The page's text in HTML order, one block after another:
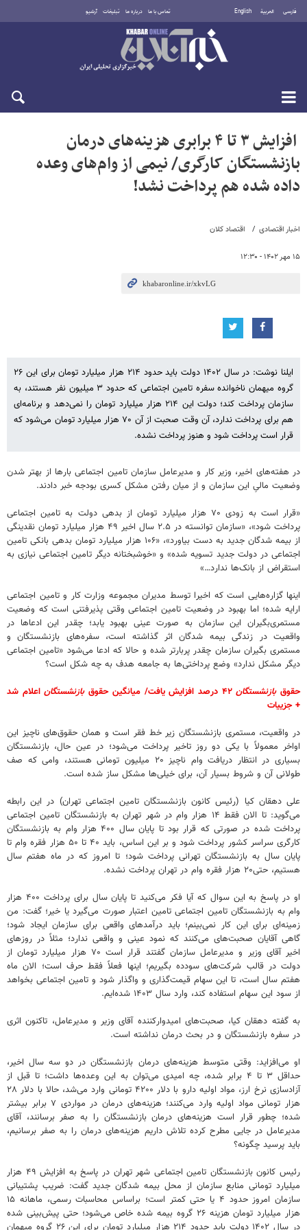
فارسی العربية English تماس با ما درباره ما تبلیغات آرشیو
جمعه ۱۶ مرداد ۱۴۰۵
اخبار اقتصادی اقتصاد کلان
۱۵ مهر ۱۴۰۲ - ۱۲:۳۰
افزایش ۳ تا ۴ برابری هزینه‌های درمان
بازنشستگان کارگری/ نیمی از وام‌های وعده
داده شده هم پرداخت نشد!
ایلنا نوشت: در سال ۱۴۰۲ دولت باید حدود ۲۱۴ هزار میلیارد تومان برای این ۲۶
گروه میهمان ناخوانده سفره تامین اجتماعی که حدود ۳ میلیون نفر هستند، به
سازمان پرداخت کند؛ دولت این ۲۱۴ هزار میلیارد تومان را نمی‌دهد و برنامه‌ای
هم برای پرداخت ندارد، آن وقت صحبت از آن ۷۰ هزار میلیارد تومان می‌شود که
قرار است پرداخت شود و هنوز پرداخت نشده.
در هفته‌های اخیر، وزیر کار و مدیرعامل سازمان تامین اجتماعی بارها از بهتر شدن
وضعیت مالیِ این سازمان و از میان رفتن مشکل کسری بودجه خبر دادند.
«قرار است به زودی ۷۰ هزار میلیارد تومان از بدهی دولت به تامین اجتماعی
پرداخت شود»، «سازمان توانسته در ۲.۵ سال اخیر ۴۹ هزار میلیارد تومان نقدینگی
از بیمه شدگان جدید به دست بیاورد»، «۱۰۶ هزار میلیارد تومان بدهی بانکی تامین
اجتماعی در دولت جدید تسویه شده» و «خوشبختانه دیگر تامین اجتماعی نیازی به
استقراض از بانک‌ها ندارد…»
اینها گزاره‌هایی است که اخیرا توسط مدیران مجموعه وزارت کار و تامین اجتماعی
ارایه شده؛ اما بهبود در وضعیت تامین اجتماعی وقتی پذیرفتنی است که وضعیت
مستمری‌بگیران این سازمان به صورت عینی بهبود یابد؛ چقدر این ادعاها در
واقعیت در زندگی بیمه شدگان اثر گذاشته است، سفره‌های بازنشستگان و
مستمری بگیران سازمان چقدر پربارتر شده و حالا که ادعا می‌شود «تامین اجتماعی
دیگر مشکل ندارد» وضع پرداختی‌ها به جامعه هدف به چه شکل است؟
حقوقبازنشستگان۴۲ درصد افزایش یافت/ میانگین حقوق بازنشستگاناعلام شد
+ جزییات
در واقعیت، مستمری بازنشستگان زیر خط فقر است و همان حقوق‌های ناچیز این
اواخر معمولاً با یکی دو روز تاخیر پرداخت می‌شود؛ در عین حال، بازنشستگان
بسیاری در انتظار دریافت وام ناچیز ۲۰ میلیون تومانی هستند، وامی که صف
طولانی آن و شروط بسیار آن، برای خیلی‌ها مشکل ساز شده است.
علی دهقان کیا (رئیس کانون بازنشستگان تامین اجتماعی تهران) در این رابطه
می‌گوید: تا الان فقط ۱۴ هزار وام در شهر تهران به بازنشستگان تامین اجتماعی
پرداخت شده در صورتی که قرار بود تا پایان سال ۴۰۰ هزار وام به بازنشستگان
کارگری سراسر کشور پرداخت شود و بر این اساس، باید ۴۰ تا ۵۰ هزار فقره وام تا
پایان سال به بازنشستگان تهرانی پرداخت شود؛ تا امروز که در ماه هفتم سال
هستیم، حتی۲۰ هزار فقره وام در تهران پرداخت نشده.
او در پاسخ به این سوال که آیا فکر می‌کنید تا پایان سال برای پرداخت ۴۰۰ هزار
وام به بازنشستگان تامین اجتماعی تامین اعتبار صورت می‌گیرد یا خیر؛ گفت: من
زمینه‌ای برای این کار نمی‌بینم؛ باید درآمدهای واقعی برای سازمان ایجاد شود؛
گاهی آقایان صحبت‌های می‌کنند که نمود عینی و واقعی ندارد؛ مثلاً در روزهای
اخیر آقای وزیر و مدیرعامل سازمان گفتند قرار است ۷۰ هزار میلیارد تومان از
دولت در قالب شرکت‌های سودده بگیریم؛ اینها فعلاً فقط حرف است؛ الان ماه
هفتم سال است، تا این سهام قیمت‌گذاری و واگذار شود و تامین اجتماعی بخواهد
از سود این سهام استفاده کند، وارد سال ۱۴۰۳ شده‌ایم.
به گفته دهقان کیا، صحبت‌های امیدوارکننده آقای وزیر و مدیرعامل، تاکنون اثری
در سفره بازنشستگان و در بحث درمان نداشته است.
او می‌افزاید: وقتی متوسط هزینه‌های درمان بازنشستگان در دو سه سال اخیر،
حداقل ۳ تا ۴ برابر شده، چه امیدی می‌توان به این وعده‌ها داشت؛ تا قبل از
آزادسازی نرخ ارز، مواد اولیه دارو با دلار ۴۲۰۰ تومانی وارد می‌شد، حالا با دلار ۲۸
هزار تومانی مواد اولیه وارد می‌کنند؛ هزینه‌های درمان در مواردی ۷ برابر بیشتر
شده؛ چطور قرار است هزینه‌های درمان بازنشستگان را به صفر برسانند، آقای
مدیرعامل در جایی مطرح کرده تلاش داریم هزینه‌های درمان را به صفر برسانیم،
باید پرسید چگونه؟
رئیس کانون بازنشستگان تامین اجتماعی شهر تهران در پاسخ به افزایش ۴۹ هزار
میلیارد تومانی منابع سازمان از محل بیمه شدگان جدید گفت: ضریب پشتیبانی
سازمان امروز حدود ۴ یا حتی کمتر است؛ براساس محاسبات رسمی، ماهانه ۱۵
هزار میلیارد تومان هزینه ۲۶ گروه بیمه شده خاص می‌شود؛ حتی پیش‌بینی شده
در سال ۱۴۰۲ دولت باید حدود ۲۱۴ هزار میلیارد تومان برای این ۲۶ گروه میهمان